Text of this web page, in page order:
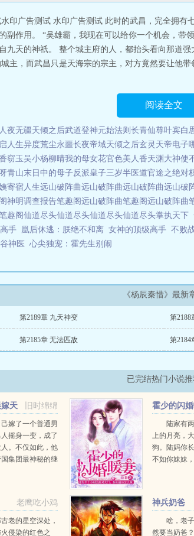
只是归来之时，竟发现.....
印广告测试 水印广告测试 此时的武昌，完全拥
副作用。 “吴雄霸，我现在可以给你一个机会，带
九天的神祇。 整个城主府的人，都抬头看向那道
主，而武昌只是天海宗的宗主，对方竟然要让他
阅读全文
夜无疆天倾之后武道登神元始法则 长青仙尊叶宾白
人生异度荒尘永噩长夜帝域天倾之后玄灵天帝电子
窃玉 吴小杨柳晴我的母女花官色美人香天渊 大神使
青山末日中的母子反派皇子三岁半 医道官途之绝对
寄宿人生远山破阵曲远山破阵曲远山破阵曲远山破
神明调查报告笔趣阁远山破阵曲笔趣阁远山破阵曲
趣阁仙道尽头仙道尽头仙道尽头仙道尽头掌执天下
手 凰后休逃：朕绝不和离 女神的顶级高手 不败
神医 心尖独宠：霍先生别闹
《杨辰秦惜》最新
第2189章 九天神变 第2188
第2185章 无法匹敌 第2184
已完结热门小说
旧时绵绵
天
嫁了一个普通男
摇身一变，成了
。不仅如此，他
集团最神秘的继
霍少的闪
陆家有
上的月亮，
狗。陆妈你
不如你妹妹
男朋友也是
老鹰吃小鸡
老的星空深处，
侵染的红色之
神兵奶爸
啥，老
然要当奶爸